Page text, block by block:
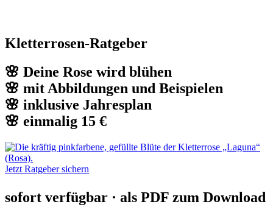
Kletterrosen-Ratgeber
🌸 Deine Rose wird blühen
🌸 mit Abbildungen und Beispielen
🌸 inklusive Jahresplan
🌸 einmalig 15 €
Jetzt Ratgeber sichern
sofort verfügbar · als PDF zum Download